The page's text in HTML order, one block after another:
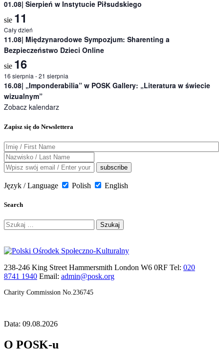
01.08| Sierpień w Instytucie Piłsudskiego
sie 11
Cały dzień
11.08| Międzynarodowe Sympozjum: Sharenting a
Bezpieczeństwo Dzieci Online
sie 16
16 sierpnia -21 sierpnia
16.08| „Imponderabilia” w POSK Gallery: „Literatura w świecie
wizualnym”
Zobacz kalendarz
Zapisz się do Newslettera
Język / Language Polish English
Search
Szukaj:
238-246 King Street Hammersmith London W6 0RF Tel: 020
8741 1940 Email: admin@posk.org
Charity Commission No.236745
Data: 09.08.2026
O POSK-u